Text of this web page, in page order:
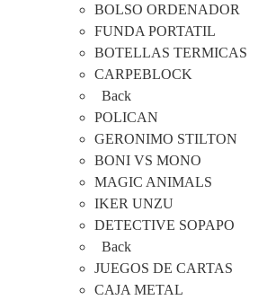
BOLSO ORDENADOR
FUNDA PORTATIL
BOTELLAS TERMICAS
CARPEBLOCK
Back
POLICAN
GERONIMO STILTON
BONI VS MONO
MAGIC ANIMALS
IKER UNZU
DETECTIVE SOPAPO
Back
JUEGOS DE CARTAS
CAJA METAL